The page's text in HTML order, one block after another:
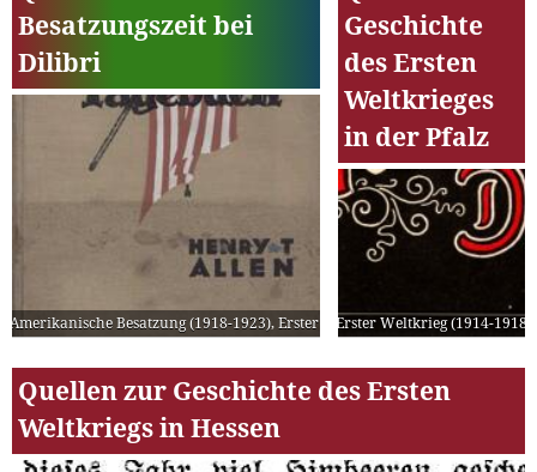
Amerikanische Besatzung (1918-1923), Erster Weltkrieg (1914-1918),
Besatzungszeit bei
Dilibri
Erster Weltkrieg (1914-1918)
Geschichte
des Ersten
Weltkrieges
in der Pfalz
Quellen zur Geschichte des Ersten
Weltkriegs in Hessen